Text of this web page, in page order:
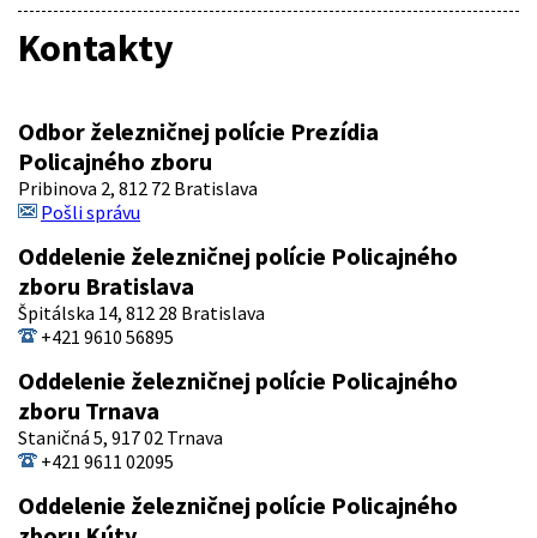
Kontakty
Odbor železničnej polície Prezídia
Policajného zboru
Pribinova 2, 812 72 Bratislava
Pošli správu
Oddelenie železničnej polície Policajného
zboru Bratislava
Špitálska 14, 812 28 Bratislava
+421 9610 56895
Oddelenie železničnej polície Policajného
zboru Trnava
Staničná 5, 917 02 Trnava
+421 9611 02095
Oddelenie železničnej polície Policajného